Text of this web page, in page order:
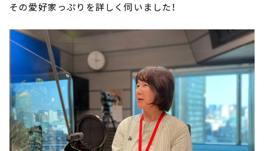
その愛好家っぷりを詳しく伺いました！